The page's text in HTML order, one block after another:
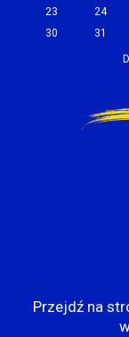
23
24
30
31
Przejdź na